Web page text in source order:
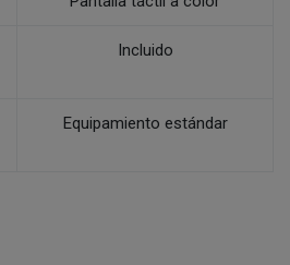
Incluido
Equipamiento estándar